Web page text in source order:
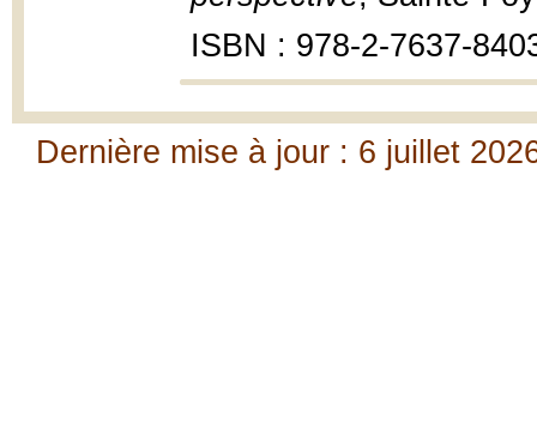
ISBN : 978-2-7637-
Dernière mise à jour : 6 juillet